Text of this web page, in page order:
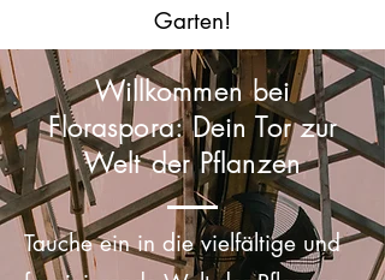
Exotische Pflanzen für den
Garten!
Willkommen bei
Floraspora: Dein Tor zur
Welt der Pflanzen